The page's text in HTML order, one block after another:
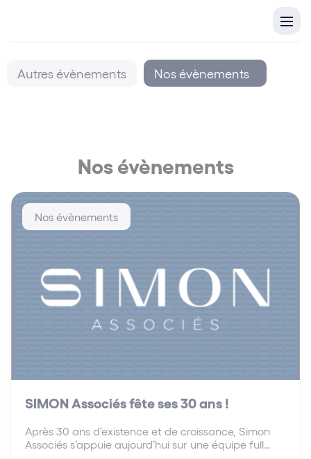
Autres évènements Nos évènements
Nos évènements
Nos évènements
SIMON Associés fête ses 30 ans !
Après 30 ans d’existence et de croissance, Simon
Associés s’appuie aujourd’hui sur une équipe full